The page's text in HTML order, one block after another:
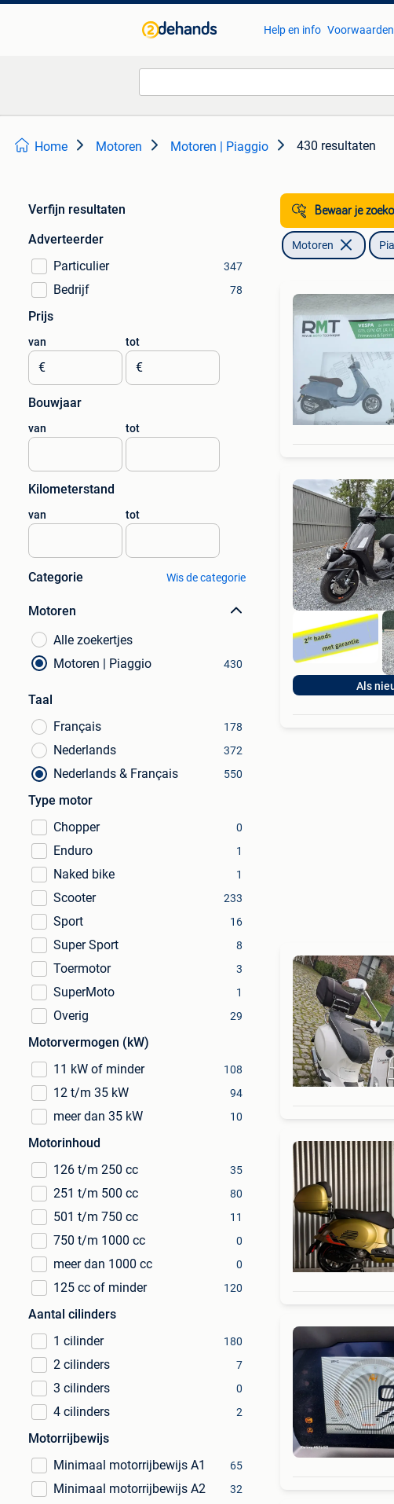
Help en info Voorwaarden
Home Motoren Motoren | Piaggio 430 resultaten
Verfijn resultaten
Adverteerder
Particulier
347
Bedrijf 78
Prijs
van
€
tot
€
Bouwjaar
van tot
Kilometerstand
van tot
Categorie Wis de categorie
Motoren
Alle zoekertjes
Motoren | Piaggio
430
Taal
Français
178
Nederlands 372
Nederlands & Français 550
Type motor
Chopper
0
Enduro 1
Naked bike 1
Scooter 233
Sport 16
Super Sport 8
Toermotor 3
SuperMoto 1
Overig 29
Motorvermogen (kW)
11 kW of minder
108
12 t/m 35 kW 94
meer dan 35 kW 10
Motorinhoud
126 t/m 250 cc
35
251 t/m 500 cc 80
501 t/m 750 cc 11
750 t/m 1000 cc 0
meer dan 1000 cc 0
125 cc of minder 120
Aantal cilinders
1 cilinder
180
2 cilinders 7
3 cilinders 0
4 cilinders 2
Motorrijbewijs
Minimaal motorrijbewijs A1
65
Minimaal motorrijbewijs A2 32
Bewaar je
Motoren
Als